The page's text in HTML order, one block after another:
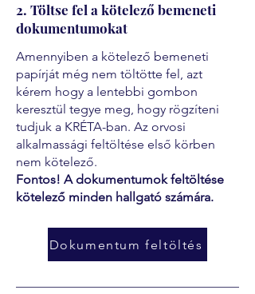
2. Töltse fel a kötelező bemeneti
dokumentumokat
Amennyiben a kötelező bemeneti
papírját még nem töltötte fel, azt
kérem hogy a lentebbi gombon
keresztül tegye meg, hogy rögzíteni
tudjuk a KRÉTA-ban. Az orvosi
alkalmassági feltöltése első körben
nem kötelező.
Fontos! A dokumentumok feltöltése
kötelező minden hallgató számára.
Dokumentum feltöltés